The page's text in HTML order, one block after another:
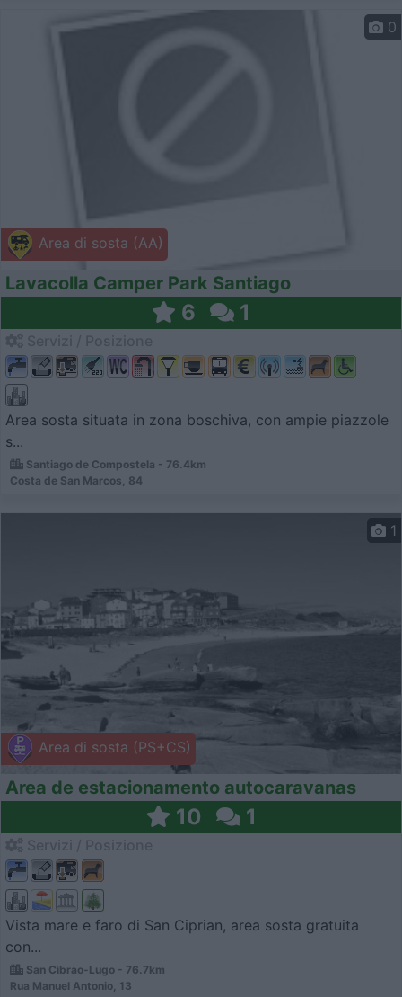
Area di sosta (AA)
0
Lavacolla Camper Park Santiago
6 1
Area sosta situata in zona boschiva, con ampie piazzole
s...
Santiago de Compostela - 76.4km
Costa de San Marcos, 84
Area di sosta (PS+CS)
1
Area de estacionamento autocaravanas
10 1
Vista mare e faro di San Ciprian, area sosta gratuita
con...
San Cibrao-Lugo - 76.7km
Rua Manuel Antonio, 13